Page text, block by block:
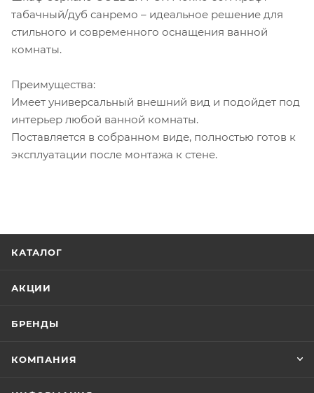
табачный/дуб санремо – идеальное решение для
стильного и современного оснащения ванной
комнаты.
Преимущества:
Имеет универсальный внешний вид и подойдет под
интерьер любой ванной комнаты.
Поставляется в собранном виде, полностью готов к
эксплуатации после монтажа к стене.
КАТАЛОГ
АКЦИИ
БРЕНДЫ
КОМПАНИЯ